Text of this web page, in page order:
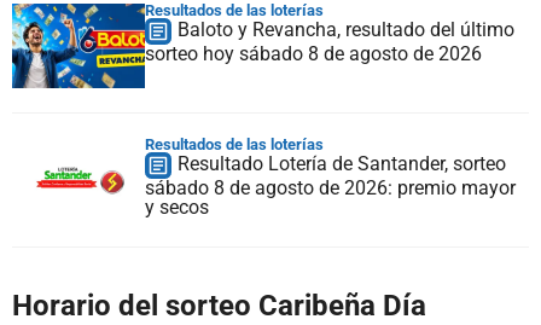
Resultados de las loterías
Baloto y Revancha, resultado del último
sorteo hoy sábado 8 de agosto de 2026
Resultados de las loterías
Resultado Lotería de Santander, sorteo
sábado 8 de agosto de 2026: premio mayor
y secos
Horario del sorteo Caribeña Día